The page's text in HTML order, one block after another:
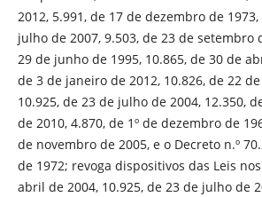
2012, 5.991, de 17 de dezembro de
julho de 2007, 9.503, de 23 de setembro
29 de junho de 1995, 10.865, de 30 de
de 3 de janeiro de 2012, 10.826, de 22
10.925, de 23 de julho de 2004, 12.350,
de 2010, 4.870, de 1º de dezembro de
de novembro de 2005, e o Decreto n.º
de 1972; revoga dispositivos das Leis
abril de 2004, 10.925, de 23 de julho de